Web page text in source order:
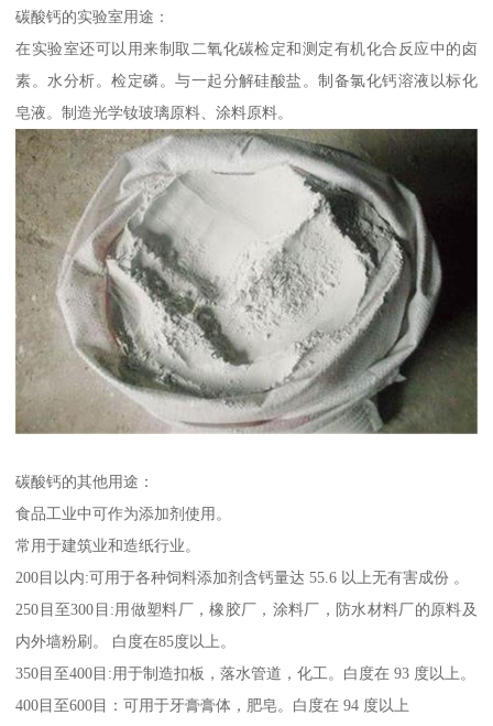
碳酸钙的实验室用途：
在实验室还可以用来制取二氧化碳检定和测定有机化合反应中的卤
素。水分析。检定磷。与一起分解硅酸盐。制备氯化钙溶液以标化
皂液。制造光学钕玻璃原料、涂料原料。
碳酸钙的其他用途：
食品工业中可作为添加剂使用。
常用于建筑业和造纸行业。
200目以内:可用于各种饲料添加剂含钙量达 55.6 以上无有害成份 。
250目至300目:用做塑料厂，橡胶厂，涂料厂，防水材料厂的原料及
内外墙粉刷。 白度在85度以上。
350目至400目:用于制造扣板，落水管道，化工。白度在 93 度以上。
400目至600目：可用于牙膏膏体，肥皂。白度在 94 度以上